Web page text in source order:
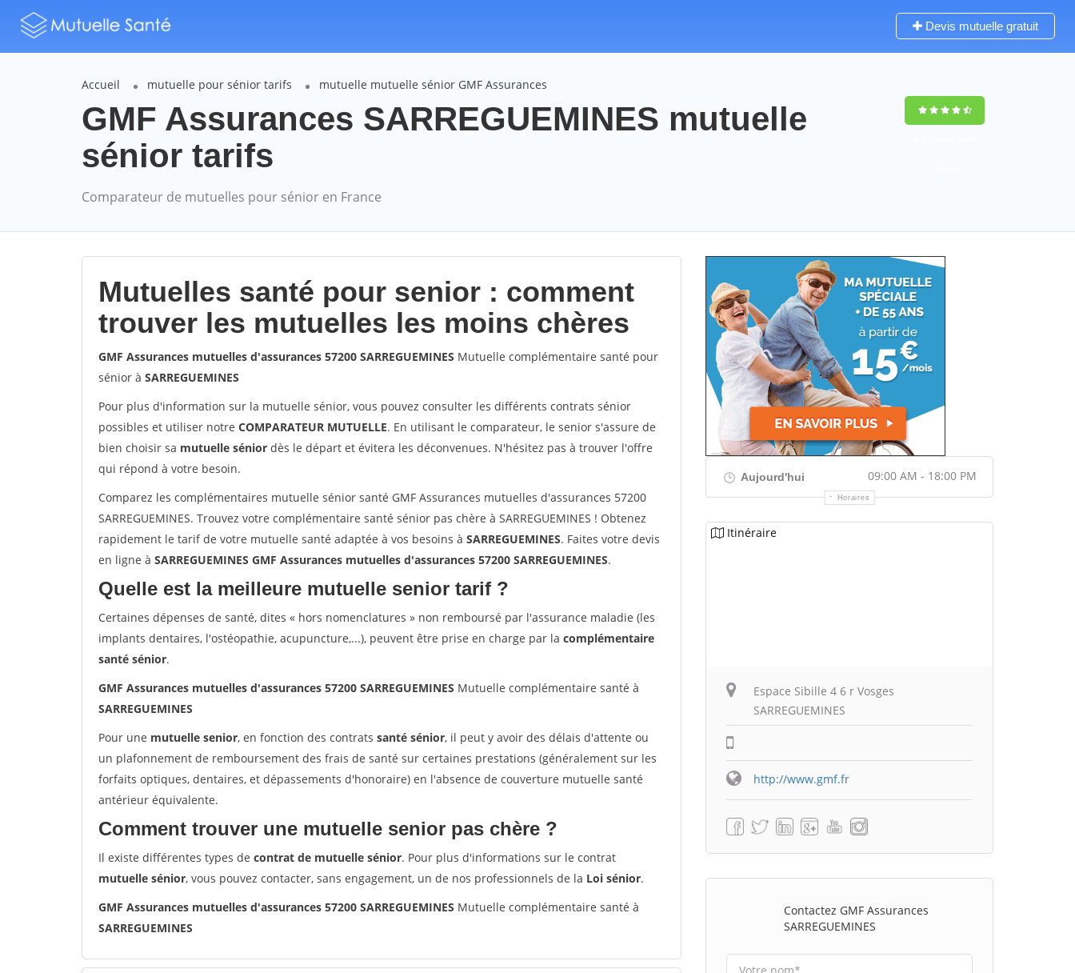
Devis mutuelle gratuit
Accueil mutuelle pour sénior tarifs mutuelle mutuelle sénior GMF Assurances
GMF Assurances SARREGUEMINES mutuelle
sénior tarifs
Comparateur de mutuelles pour sénior en France
Mutuelles santé pour senior : comment
trouver les mutuelles les moins chères
GMF Assurances mutuelles d'assurances 57200 SARREGUEMINES Mutuelle complémentaire santé pour
sénior à SARREGUEMINES
Pour plus d'information sur la mutuelle sénior, vous pouvez consulter les différents contrats sénior
possibles et utiliser notre COMPARATEUR MUTUELLE. En utilisant le comparateur, le senior s'assure de
bien choisir sa mutuelle sénior dès le départ et évitera les déconvenues. N'hésitez pas à trouver l'offre
qui répond à votre besoin.
Comparez les complémentaires mutuelle sénior santé GMF Assurances mutuelles d'assurances 57200
SARREGUEMINES. Trouvez votre complémentaire santé sénior pas chère à SARREGUEMINES ! Obtenez
rapidement le tarif de votre mutuelle santé adaptée à vos besoins à SARREGUEMINES. Faites votre devis
en ligne à SARREGUEMINES GMF Assurances mutuelles d'assurances 57200 SARREGUEMINES.
Quelle est la meilleure mutuelle senior tarif ?
Certaines dépenses de santé, dites « hors nomenclatures » non remboursé par l'assurance maladie (les
implants dentaires, l'ostéopathie, acupuncture,...), peuvent être prise en charge par la complémentaire
santé sénior.
GMF Assurances mutuelles d'assurances 57200 SARREGUEMINES Mutuelle complémentaire santé à
SARREGUEMINES
Pour une mutuelle senior, en fonction des contrats santé sénior, il peut y avoir des délais d'attente ou
un plafonnement de remboursement des frais de santé sur certaines prestations (généralement sur les
forfaits optiques, dentaires, et dépassements d'honoraire) en l'absence de couverture mutuelle santé
antérieur équivalente.
Comment trouver une mutuelle senior pas chère ?
Il existe différentes types de contrat de mutuelle sénior. Pour plus d'informations sur le contrat
mutuelle sénior, vous pouvez contacter, sans engagement, un de nos professionnels de la Loi sénior.
GMF Assurances mutuelles d'assurances 57200 SARREGUEMINES Mutuelle complémentaire santé à
SARREGUEMINES
Aujourd'hui 09:00 AM - 18:00 PM
Horaires
Itinéraire
Espace Sibille 4 6 r Vosges
SARREGUEMINES
http://www.gmf.fr
Contactez GMF Assurances
SARREGUEMINES